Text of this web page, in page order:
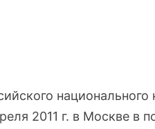
национального
2011 г. в Москве в